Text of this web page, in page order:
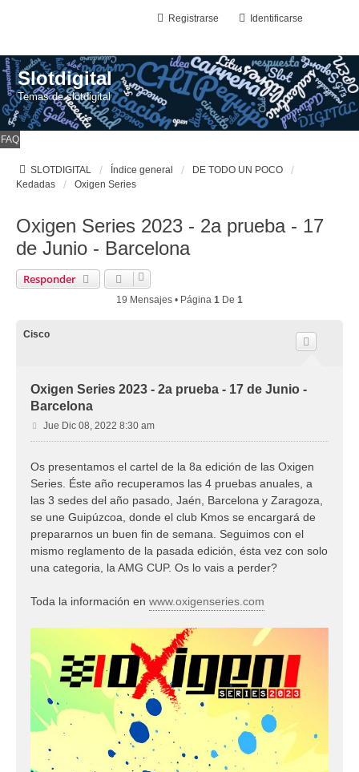
Identificarse
Registrarse
Slotdigital
Temas de slotdigital
FAQ
SLOTDIGITAL Índice general
DE TODO UN POCO
Kedadas
Oxigen Series
Oxigen Series 2023 - 2a prueba - 17
de Junio - Barcelona
Responder
19 Mensajes • Página 1 De 1
Cisco
Oxigen Series 2023 - 2a prueba - 17 de Junio -
Barcelona
M
e
s
a
j
Jue Dic 08, 2022 8:30 am
Os presentamos el cartel de la 8a edición de las Oxigen
Series. Éste año recuperamos las 4 pruebas anuales, a
las 3 sedes del año pasado, Jaén, Barcelona y Zaragoza,
se une Guipúzcoa, donde el club Kmos se encargará de
prepararnos un buen fin de semana. Seguimos con el
mismo reglamento de la pasada edición, ésta vez con solo
una categoria, la AMG CUP. Os lo vais a perder?
Toda la información en www.oxigenseries.com